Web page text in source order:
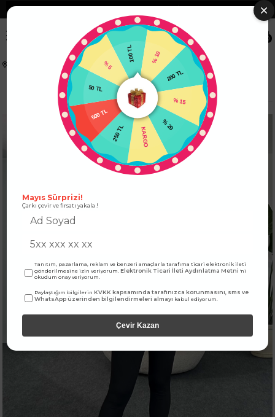
❯
0
ÜST GİYİM KAZAK
Orjinal Marka Model Çift Yakalı Tasarım Kazak Antrasit
% 10
200 TL
% 20
250 TL
500 TL
50 TL
% 5
Mayıs Sürprizi!
Çarkı çevir ve fırsatı yakala !
Tanıtım, pazarlama, reklam ve benzeri amaçlarla tarafıma ticari elektronik ileti
gönderilmesine izin veriyorum.Elektronik Ticari İleti Aydınlatma Metni 'ni
okudum onay veriyorum.
Paylaştığım bilgilerinKVKK kapsamında tarafınızca korunmasını, sms ve
WhatsApp üzerinden bilgilendirmeleri almayı kabul ediyorum.
Çevir Kazan